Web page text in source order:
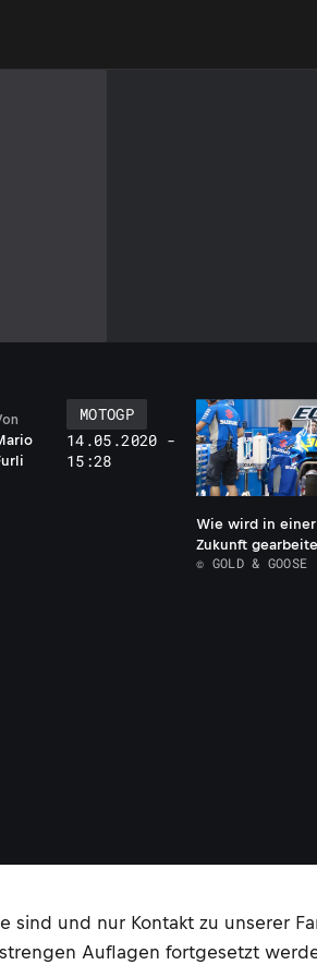
MOTOGP
14.05.2020 -
15:28
Wie wird in einer
Zukunft
© GOLD & GOOSE
und nur Kontakt zu unserer
Auflagen fortgesetzt